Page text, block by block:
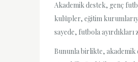
Akademik destek, genç
kulüpler, eğitim
sayede, futbola
Bununla birlikte, akademik